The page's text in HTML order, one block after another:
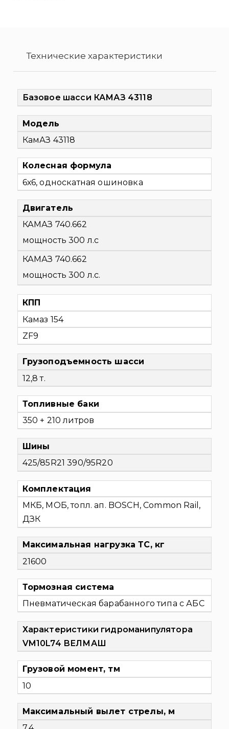
Технические характеристики
Базовое шасси КАМАЗ 43118
Модель
КамАЗ 43118
Колесная формула
6х6, односкатная ошиновка
Двигатель
КАМАЗ 740.662
мощность 300 л.с
КАМАЗ 740.662
мощность 300 л.с.
КПП
Камаз 154
ZF9
Грузоподъемность шасси
12,8 т.
Топливные баки
350 + 210 литров
Шины
425/85R21 390/95R20
Комплектация
МКБ, МОБ, топл. ап. BOSCH, Common Rail,
ДЗК
Максимальная нагрузка ТС, кг
21600
Тормозная система
Пневматическая барабанного типа с АБС
Характеристики гидроманипулятора
VM10L74 ВЕЛМАШ
Грузовой момент, тм
10
Максимальный вылет стрелы, м